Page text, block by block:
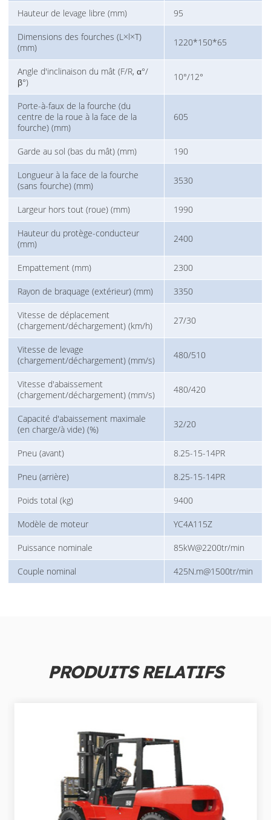
Hauteur de levage libre (mm) 95
Dimensions des fourches (L×l×T)
(mm)
1220*150*65
Angle d'inclinaison du mât (F/R, α°/
β°)
10°/12°
Porte-à-faux de la fourche (du
centre de la roue à la face de la
fourche) (mm)
605
Garde au sol (bas du mât) (mm) 190
Longueur à la face de la fourche
(sans fourche) (mm)
3530
Largeur hors tout (roue) (mm) 1990
Hauteur du protège-conducteur
(mm)
2400
Empattement (mm) 2300
Rayon de braquage (extérieur) (mm) 3350
Vitesse de déplacement
(chargement/déchargement) (km/h)
27/30
Vitesse de levage
(chargement/déchargement) (mm/s)
480/510
Vitesse d'abaissement
(chargement/déchargement) (mm/s)
480/420
Capacité d'abaissement maximale
(en charge/à vide) (%)
32/20
Pneu (avant) 8.25-15-14PR
Pneu (arrière) 8.25-15-14PR
Poids total (kg) 9400
Modèle de moteur YC4A115Z
Puissance nominale 85kW@2200tr/min
Couple nominal 425N.m@1500tr/min
PRODUITS RELATIFS